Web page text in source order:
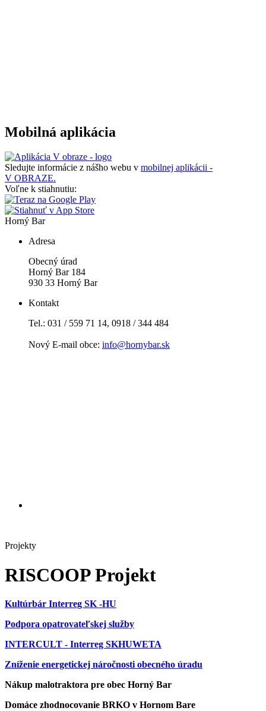
Mobilná aplikácia
Sledujte informácie z nášho webu v mobilnej aplikácii -
V OBRAZE.
Voľne k stiahnutiu:
Horný Bar
Adresa
Obecný úrad
Horný Bar 184
930 33 Horný Bar
Kontakt
Tel.: 031 / 559 71 14, 0918 / 344 484
Nový E-mail obce: info@hornybar.sk
Projekty
RISCOOP Projekt
Kultúrbár Interreg SK -HU
Podpora opatrovateľskej služby
INTERCULT - Interreg SKHUWETA
Zníženie energetickej náročnosti obecného úradu
Nákup malotraktora pre obec Horný Bar
Domáce zhodnocovanie BRKO v Hornom Bare